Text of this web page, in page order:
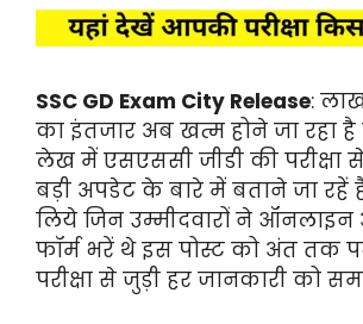
SSC GD Exam City Release:
का इंतजार अब खत्म होने जा रहा है
लेख में एसएससी जीडी की परीक्षा
बड़ी अपडेट के बारे में बताने जा रहें
लिये जिन उम्मीदवारों ने
फॉर्म भरें थे इस पोस्ट को अंत तक
परीक्षा से जुड़ी हर जानकारी को